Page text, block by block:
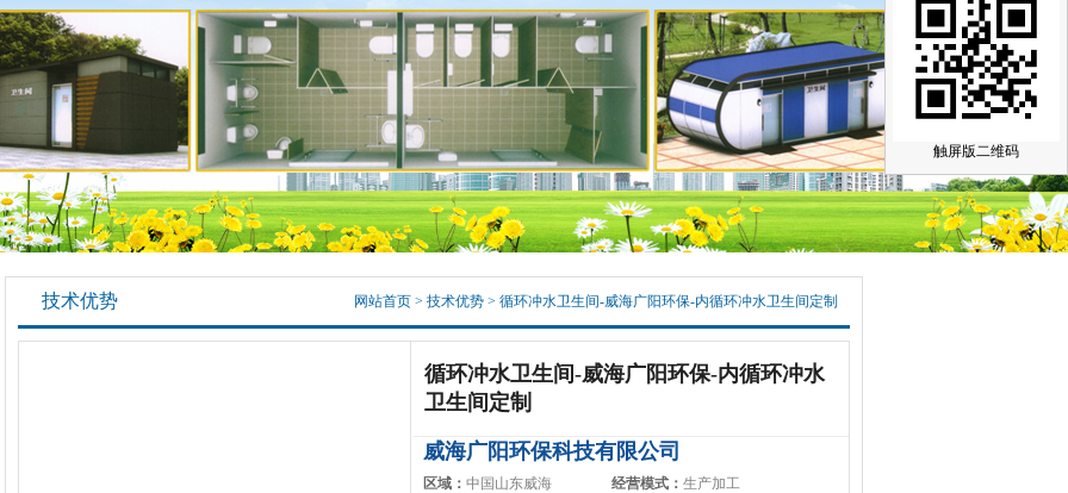
触屏版二维码
网站首页 > 技术优势 > 循环冲水卫生间-威海广阳环保-内循环冲水卫生间定制
技术优势
循环冲水卫生间-威海广阳环保-内循环冲水
卫生间定制
威海广阳环保科技有限公司
区域： 中国山东威海 经营模式： 生产加工